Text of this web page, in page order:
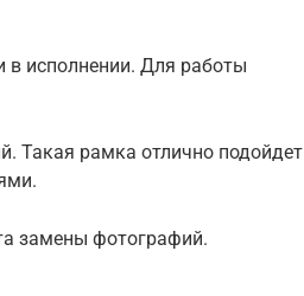
в исполнении. Для работы
Такая рамка отлично подойдет
замены фотографий.